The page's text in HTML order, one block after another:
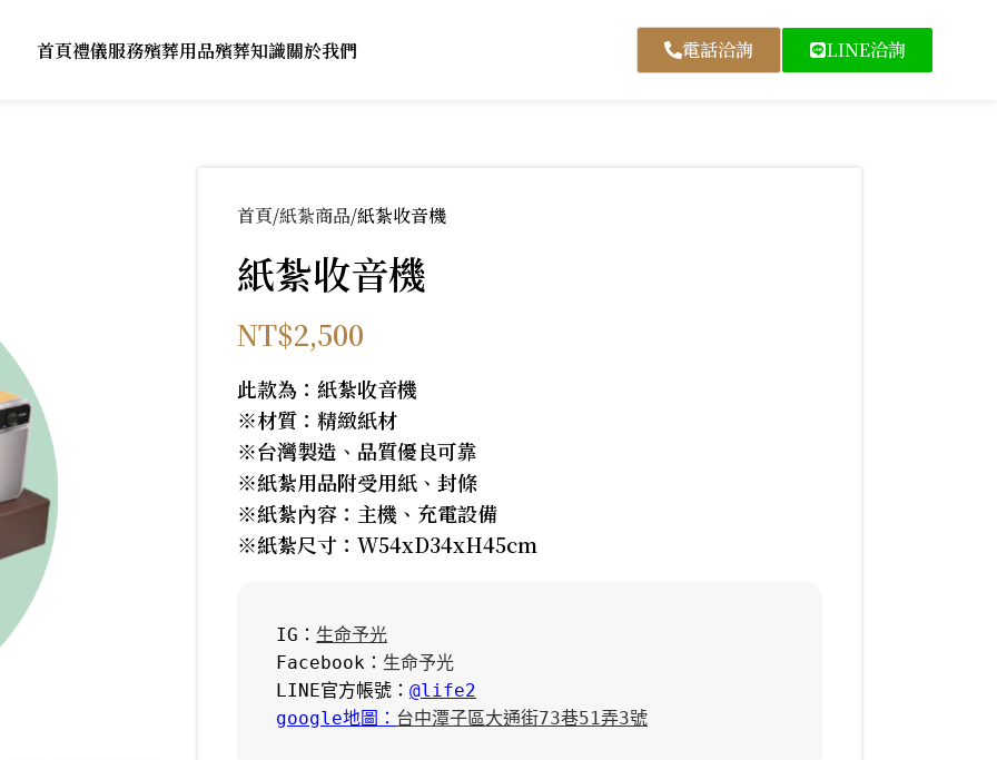
首頁禮儀服務殯葬用品殯葬知識關於我們 電話洽詢 LINE洽詢
首頁 紙紮商品 紙紮收音機
紙紮收音機
NT$2,500
此款為：紙紮收音機
※材質：精緻紙材
※台灣製造、品質優良可靠
※紙紮用品附受用紙、封條
※紙紮內容：主機、充電設備
※紙紮尺寸：W54xD34xH45cm
IG： 生命予光
Facebook： 生命予光
LINE官方帳號： @life2
google地圖： 台中潭子區大通街73巷51弄3號